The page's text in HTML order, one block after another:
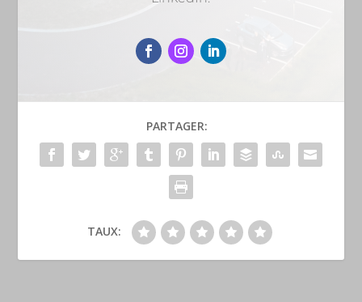
PARTAGER:
TAUX: